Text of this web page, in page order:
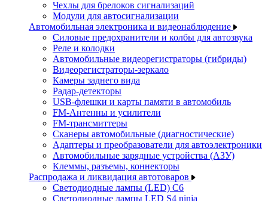
Чехлы для брелоков сигнализаций
Модули для автосигнализации
Автомобильная электроника и видеонаблюдение
Силовые предохранители и колбы для автозвука
Реле и колодки
Автомобильные видеорегистраторы (гибриды)
Видеорегистраторы-зеркало
Камеры заднего вида
Радар-детекторы
USB-флешки и карты памяти в автомобиль
FM-Антенны и усилители
FM-трансмиттеры
Сканеры автомобильные (диагностические)
Адаптеры и преобразователи для автоэлектроники
Автомобильные зарядные устройства (АЗУ)
Клеммы, разъемы, коннекторы
Распродажа и ликвидация автотоваров
Светодиодные лампы (LED) C6
Светодиодные лампы LED S4 ninja